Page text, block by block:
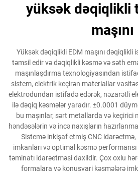
yüksək dəqiqlikli
maşını
Yüksək dəqiqlikli EDM maşını dəqiqlikli
təmsil edir və dəqiqlikli kəsmə və səth
maşınlaşdırma texnologiyasından
sistem, elektrik keçirən materiallar
elektrodundan istifadə edərək, nəzarətli
ilə dəqiq kəsmələr yaradır. ±0.0001
bu maşınlar, sərt metallarda və
həndəsələrin və incə naxışların
Sistemə inkişaf etmiş CNC
imkanları və optimal kəsmə
təminatı idarəetməsi daxildir. Çox oxlu
formalara və konusvari kəsmələrə